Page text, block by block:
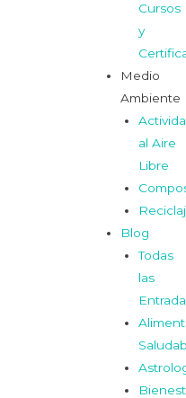
Cursos
y
Medio
Ambiente
al Aire
Libre
Blog
Todas
las